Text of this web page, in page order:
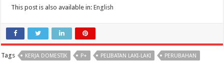
This post is also available in:English
Tags KERJA DOMESTIK P+ PELIBATAN LAKI-LAKI PERUBAHAN